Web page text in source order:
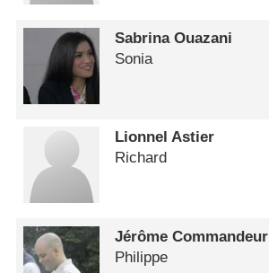
Sabrina Ouazani
Sonia
Lionnel Astier
Richard
Jérôme Commandeur
Philippe